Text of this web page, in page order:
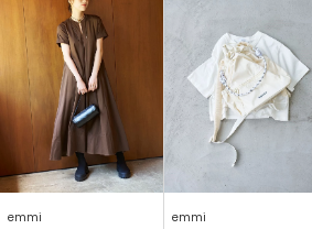
emmi emmi